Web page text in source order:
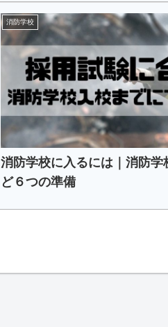
消防学校
消防学校に入るには｜消防学
ど６つの準備